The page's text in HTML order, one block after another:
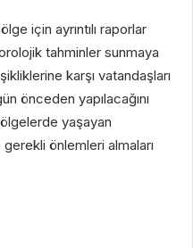
için ayrıntılı raporlar
tahminler sunmaya
karşı vatandaşları
önceden yapılacağını
yaşayan
önlemleri almaları